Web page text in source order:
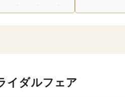
イダルフェア